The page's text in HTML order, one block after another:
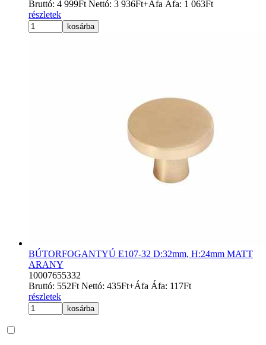
Bruttó: 4 999Ft Nettó: 3 936Ft+Áfa Áfa: 1 063Ft
részletek
kosárba
BÚTORFOGANTYÚ E107-32 D:32mm, H:24mm MATT
ARANY
10007655332
Bruttó: 552Ft Nettó: 435Ft+Áfa Áfa: 117Ft
részletek
kosárba